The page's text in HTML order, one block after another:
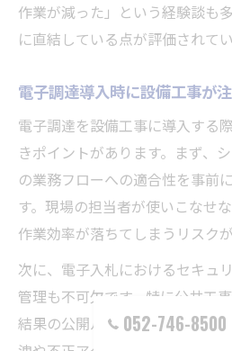
作業が減った」という経験談も
に直結している点が評価されてい
電子調達導入時に設備工事が
電子調達を設備工事に導入する
きポイントがあります。まず、
の業務フローへの適合性を事前
す。現場の担当者が使いこなせ
作業効率が落ちてしまうリスクが
次に、電子入札におけるセキュ
管理も不可欠です。特に公共工
結果の公開ルールが厳格に定め
052-746-8500